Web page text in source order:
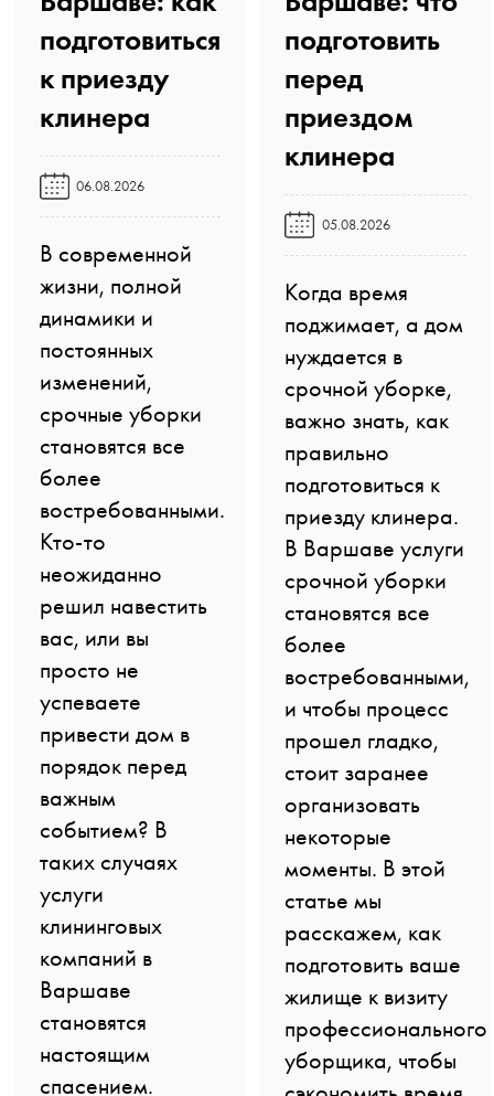
подготовиться
к приезду
клинера️
06.08.2026
В современной
жизни, полной
динамики и
постоянных
изменений,
срочные уборки
становятся все
более
востребованными.
Кто-то
неожиданно
решил навестить
вас, или вы
просто не
успеваете
привести дом в
порядок перед
важным
событием? В
таких случаях
услуги
клининговых
компаний в
Варшаве
становятся
настоящим
спасением.
подготовить
перед
приездом
клинера️
05.08.2026
Когда время
поджимает, а дом
нуждается в
срочной уборке,
важно знать, как
правильно
подготовиться к
приезду клинера.
В Варшаве услуги
срочной уборки
становятся все
более
востребованными,
и чтобы процесс
прошел гладко,
стоит заранее
организовать
некоторые
моменты. В этой
статье мы
расскажем, как
подготовить ваше
жилище к визиту
профессионального
уборщика, чтобы